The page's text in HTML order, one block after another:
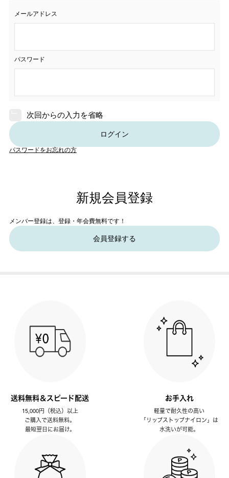
メールアドレス
パスワード
次回からの入力を省略
ログイン
パスワードをお忘れの方
新規会員登録
メンバー登録は、登録・年会費無料です！
会員登録する
送料無料＆スピード配送
15,000円（税込）以上
ご購入で送料無料。
最短翌日にお届け。
お手入れ
軽量で耐久性の高い
「リップストップナイロン」は
水洗いが可能。